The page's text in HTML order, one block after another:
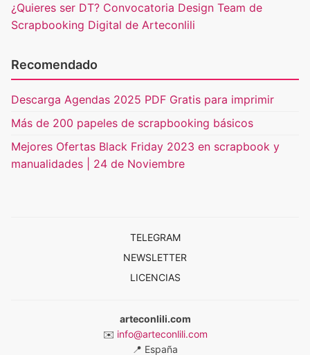
¿Quieres ser DT? Convocatoria Design Team de
Scrapbooking Digital de Arteconlili
Recomendado
Descarga Agendas 2025 PDF Gratis para imprimir
Más de 200 papeles de scrapbooking básicos
Mejores Ofertas Black Friday 2023 en scrapbook y
manualidades | 24 de Noviembre
TELEGRAM
NEWSLETTER
LICENCIAS
arteconlili.com
✉️ info@arteconlili.com
📍 España